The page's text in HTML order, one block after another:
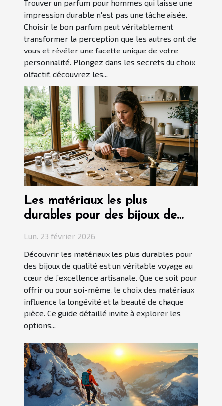
Trouver un parfum pour hommes qui laisse une
impression durable n'est pas une tâche aisée.
Choisir le bon parfum peut véritablement
transformer la perception que les autres ont de
vous et révéler une facette unique de votre
personnalité. Plongez dans les secrets du choix
olfactif, découvrez les...
Les matériaux les plus
durables pour des bijoux de
qualité
Lun. 23 février 2026
Découvrir les matériaux les plus durables pour
des bijoux de qualité est un véritable voyage au
cœur de l’excellence artisanale. Que ce soit pour
offrir ou pour soi-même, le choix des matériaux
influence la longévité et la beauté de chaque
pièce. Ce guide détaillé invite à explorer les
options...